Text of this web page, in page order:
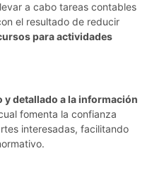
a cabo tareas contables
el resultado de reducir
para actividades
y detallado a la información
fomenta la confianza
interesadas, facilitando